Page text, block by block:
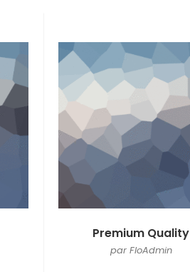
Premium Quality
par FloAdmin